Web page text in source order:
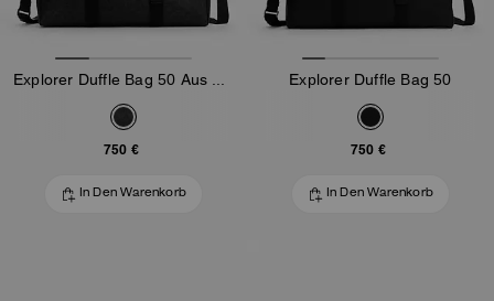
750 €
In Den Warenkorb
Explorer Duffle Bag 50
750 €
In Den Warenkorb